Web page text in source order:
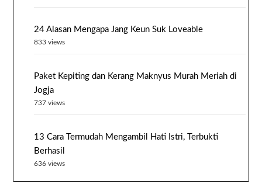
24 Alasan Mengapa Jang Keun Suk Loveable
833 views
Paket Kepiting dan Kerang Maknyus Murah Meriah di
Jogja
737 views
13 Cara Termudah Mengambil Hati Istri, Terbukti
Berhasil
636 views